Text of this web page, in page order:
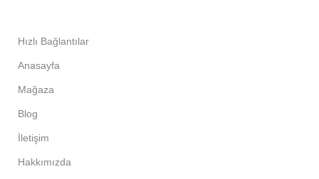
Hızlı Bağlantılar
Anasayfa
Mağaza
Blog
İletişim
Hakkımızda